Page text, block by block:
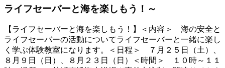
ライフセーバーと海を楽しもう！～
【ライフセーバーと海を楽しもう！】＜内容＞ 海の安全と
ライフセーバーの活動についてライフセーバーと一緒に楽し
く学ぶ体験教室になります。＜日程＞ ７月２５日（土）、
８月９日（日）、８月２３日（日）＜時間＞ １０時～１１